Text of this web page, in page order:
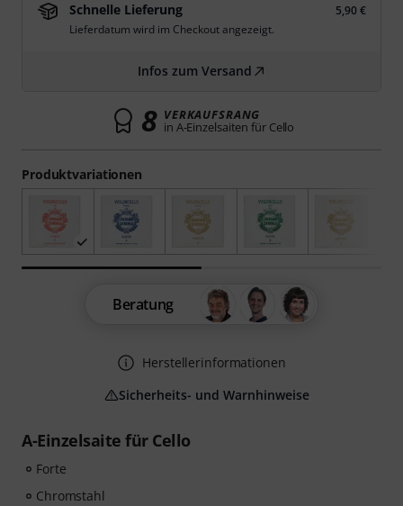
A-Einzelsaite für Cello
Forte
Chromstahl
Produktvariationen
Schnelle Lieferung
5,90 €
Lieferdatum wird im Checkout angezeigt.
Infos zum Versand
8 VERKAUFSRANG
in A-Einzelsaiten für Cello
Beratung
Herstellerinformationen
Sicherheits- und Warnhinweise